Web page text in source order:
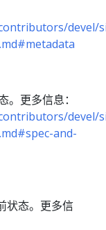
devel/
。更多信息：
devel/
and-
状态。更多信